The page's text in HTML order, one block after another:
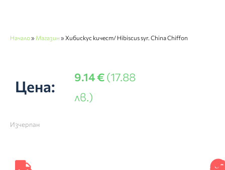
Начало» Магазин » Хибискус кичест/ Hibiscus syr. China Chiffon
Цена: 9.14€(17.88
лв.)
Изчерпан